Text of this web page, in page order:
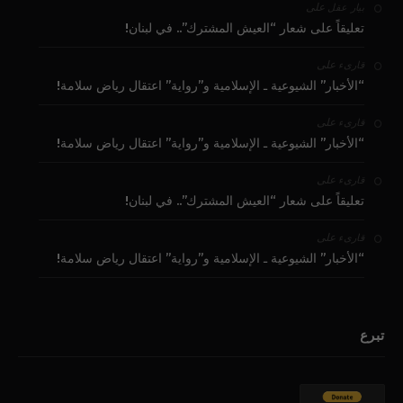
بيار عقل على
تعليقاً على شعار “العيش المشترك”.. في لبنان!
قارىء على
“الأخبار” الشيوعية ـ الإسلامية و”رواية” اعتقال رياض سلامة!
قارىء على
“الأخبار” الشيوعية ـ الإسلامية و”رواية” اعتقال رياض سلامة!
قارىء على
تعليقاً على شعار “العيش المشترك”.. في لبنان!
قارىء على
“الأخبار” الشيوعية ـ الإسلامية و”رواية” اعتقال رياض سلامة!
تبرع